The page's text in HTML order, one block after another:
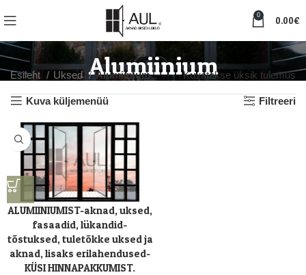
0 0.00€
Alumiinium
Esileht Uksed Alumiinium Kuvatakse üksik tulemus
Kuva küljemenüü Filtreeri
ALUMIINIUMIST-aknad, uksed,
fasaadid, lükandid-
tõstuksed, tuletõkke uksed ja
aknad, lisaks erilahendused-
KÜSI HINNAPAKKUMIST.